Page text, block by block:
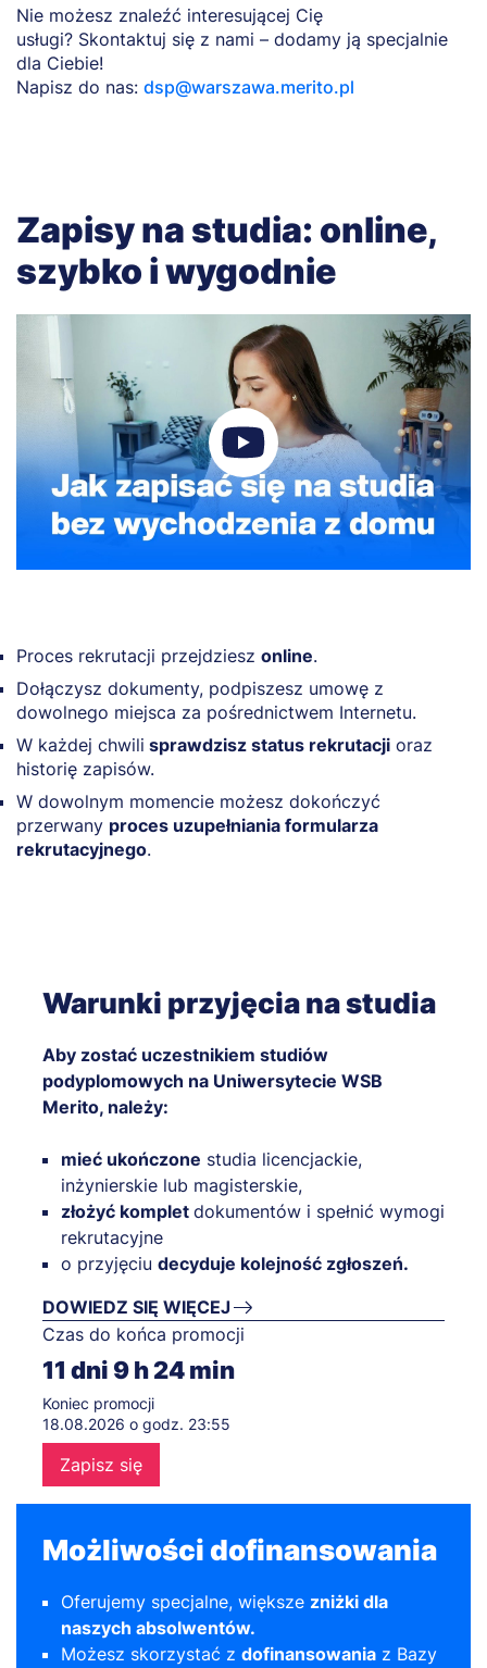
Nie możesz znaleźć interesującej Cię
usługi? Skontaktuj się z nami – dodamy ją specjalnie
dla Ciebie!
Napisz do nas: dsp@warszawa.merito.pl
Zapisy na studia: online,
szybko i wygodnie
Proces rekrutacji przejdziesz online.
Dołączysz dokumenty, podpiszesz umowę z
dowolnego miejsca za pośrednictwem Internetu.
W każdej chwili sprawdzisz status rekrutacji oraz
historię zapisów.
W dowolnym momencie możesz dokończyć
przerwany proces uzupełniania formularza
rekrutacyjnego.
Warunki przyjęcia na studia
Aby zostać uczestnikiem studiów
podyplomowych na Uniwersytecie WSB
Merito, należy:
mieć ukończone studia licencjackie,
inżynierskie lub magisterskie,
złożyć komplet dokumentów i spełnić wymogi
rekrutacyjne
o przyjęciu decyduje kolejność zgłoszeń.
DOWIEDZ SIĘ WIĘCEJ
Czas do końca promocji
11 dni 9h24min
Koniec promocji
18.08.2026 o godz. 23:55
Zapisz się
Możliwości dofinansowania
Oferujemy specjalne, większe zniżki dla
naszych absolwentów.
Możesz skorzystać z dofinansowania z Bazy